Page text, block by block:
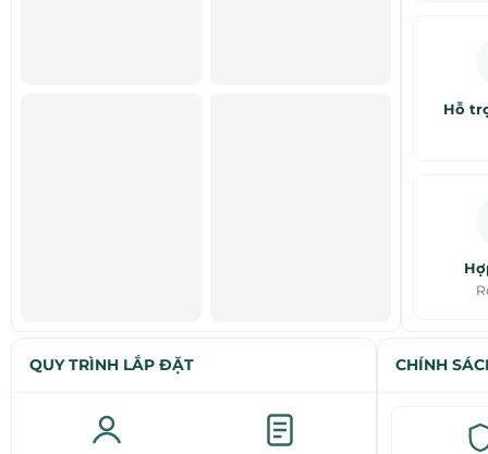
Hỗ
QUY TRÌNH LẮP ĐẶT CHÍNH